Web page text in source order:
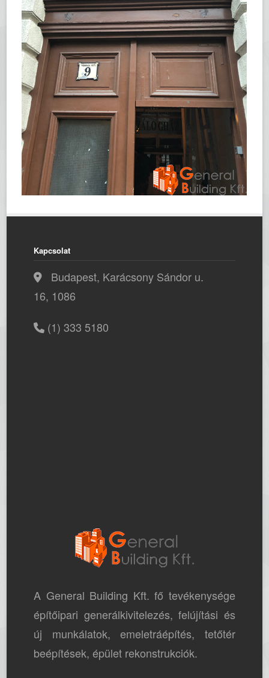
Kapcsolat
Budapest, Karácsony Sándor u.
16, 1086
(1) 333 5180
A General Building Kft. fő tevékenysége
építőipari generálkivitelezés, felújítási és
új munkálatok, emeletráépítés, tetőtér
beépítések, épület rekonstrukciók.